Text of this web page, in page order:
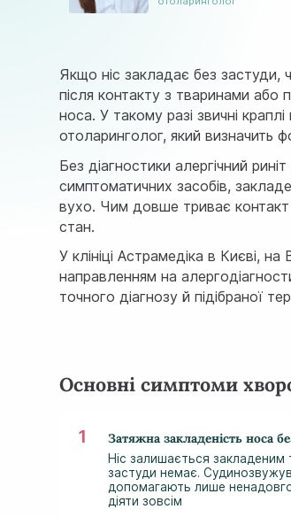
Якщо ніс закладає без застуди,
після контакту з тваринами або
носа. У такому разі звичні
отоларинголог, який визначить
Без діагностики алергічний
симптоматичних засобів,
вухо. Чим довше триває контакт
стан.
У клініці Астрамедіка в Києві,
направленням на
точного діагнозу й підібраної
Основні симптоми
Затяжна закладеність носа
Ніс залишається
застуди немає.
допомагають лише
діяти зовсім